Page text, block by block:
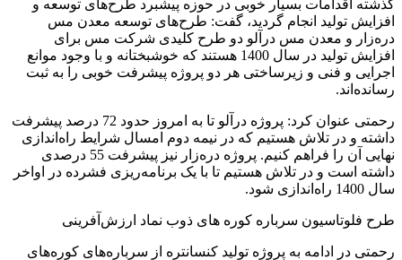
گذشته اقدامات بسیار خوبی در حوزه پیشبرد طرح‌های توسعه و
افزایش تولید انجام گردید، گفت: طرح‌های توسعه معدن مس
دره‌زار و معدن مس در‌آلو دو طرح کلیدی شرکت مس برای
افزایش تولید در سال 1400 هستند که خوشبختانه و با وجود موانع
اجرایی و فنی و زیرساختی هر دو پروژه پیشرفت خوبی را به ثبت
رسانده‌اند.
رحمتی عنوان کرد: پروژه درآلو تا به امروز حدود 72 درصد پیشرفت
داشته و در تلاش هستیم که در نیمه دوم امسال شرایط راه‌اندازی
نهایی آن را فراهم کنیم. پروژه دره‌زار نیز پیشرفت 55 درصدی
داشته است و در تلاش هستیم تا با یک برنامه‌ریزی فشرده در اواخر
سال 1400 راه‌اندازی شود.
طرح فلوتاسیون سرباره کوره های ذوب نماد ارزش‌آفرینی
رحمتی در ادامه به پروژه تولید کنسانتره از سرباره‌های کوره‌های